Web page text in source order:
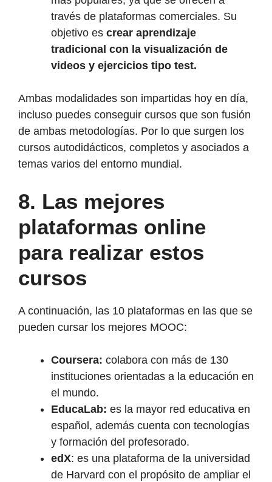
través de plataformas comerciales. Su
objetivo es crear aprendizaje
tradicional con la visualización de
videos y ejercicios tipo test.
Ambas modalidades son impartidas hoy en día,
incluso puedes conseguir cursos que son fusión
de ambas metodologías. Por lo que surgen los
cursos autodidácticos, completos y asociados a
temas varios del entorno mundial.
8. Las mejores
plataformas online
para realizar estos
cursos
A continuación, las 10 plataformas en las que se
pueden cursar los mejores MOOC:
Coursera: colabora con más de 130
instituciones orientadas a la educación en
el mundo.
EducaLab: es la mayor red educativa en
español, además cuenta con tecnologías
y formación del profesorado.
edX: es una plataforma de la universidad
de Harvard con el propósito de ampliar el